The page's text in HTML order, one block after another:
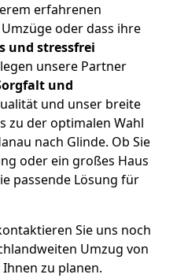
erfahrenen
oder dass ihre
und stressfrei
unsere Partner
und
und unser breite
zu der optimalen Wahl
nach Glinde. Ob Sie
oder ein großes Haus
passende Lösung für
Sie uns noch
Umzug von
zu planen.